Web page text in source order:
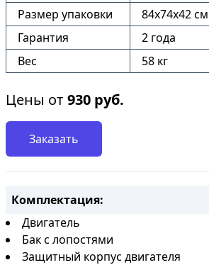
Размер упаковки
84х74х42 см
Гарантия
2 года
Вес
58 кг
Цены от930 руб.
Заказать
Комплектация:
Двигатель
Бак с лопостями
Защитный корпус двигателя